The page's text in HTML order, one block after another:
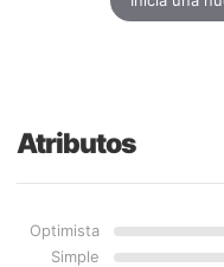
Atributos
Optimista
Simple